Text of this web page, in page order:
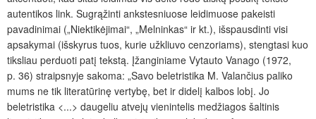
autentikos link. Sugrąžinti ankstesniuose leidimuose pakeisti
pavadinimai („Niektikėjimai“, „Melninkas“ ir kt.), išspausdinti visi
apsakymai (išskyrus tuos, kurie užkliuvo cenzoriams), stengtasi kuo
tiksliau perduoti patį tekstą. Įžanginiame Vytauto Vanago (1972,
p. 36) straipsnyje sakoma: „Savo beletristika M. Valančius paliko
mums ne tik literatūrinę vertybę, bet ir didelį kalbos lobį. Jo
beletristika <...> daugeliu atvejų vienintelis medžiagos šaltinis